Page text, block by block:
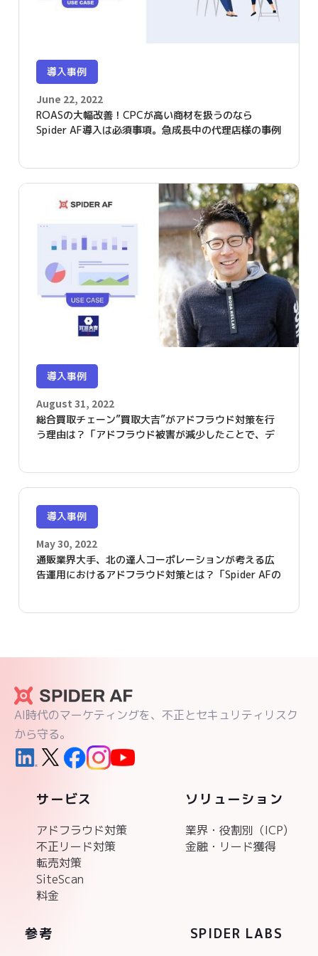
導入事例
June 22, 2022
ROASの大幅改善！CPCが高い商材を扱うのなら
Spider AF導入は必須事項。急成長中の代理店様の事例
導入事例
August 31, 2022
総合買取チェーン”買取大吉”がアドフラウド対策を行
う理由は？「アドフラウド被害が減少したことで、デ
導入事例
May 30, 2022
通販業界大手、北の達人コーポレーションが考える広
告運用におけるアドフラウド対策とは？「Spider AFの
AI時代のマーケティングを、不正とセキュリティリスク
から守る。
サービス
アドフラウド対策
不正リード対策
転売対策
SiteScan
料金
ソリューション
業界・役割別（ICP)
金融・リード獲得
参考 SPIDER LABS